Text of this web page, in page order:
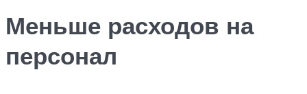
Меньше расходов на
персонал